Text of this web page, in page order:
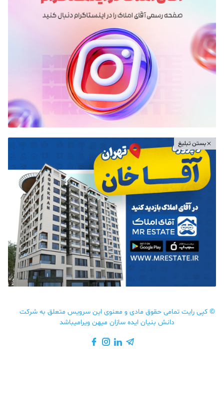
بستن تبلیغ
© کپی رایت تمامی حقوق مادی و معنوی این سرویس متعلق به شرکت
دانش بنیان ایده سازان میهن ویرامیباشد